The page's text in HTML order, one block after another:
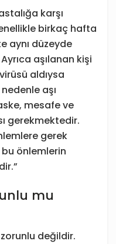
karşı
birkaç hafta
aynı düzeyde
aşılanan kişi
aldıysa
aşı
mesafe ve
gerekmektedir.
gerek
bu önlemlerin
mu
zorunlu değildir.